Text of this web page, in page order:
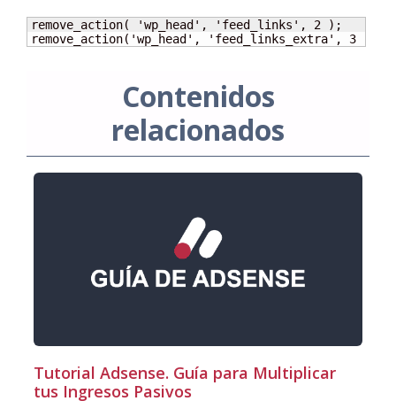
remove_action( 'wp_head', 'feed_links', 2 );
remove_action('wp_head', 'feed_links_extra', 3 );
Contenidos
relacionados
Tutorial Adsense. Guía para Multiplicar
tus Ingresos Pasivos